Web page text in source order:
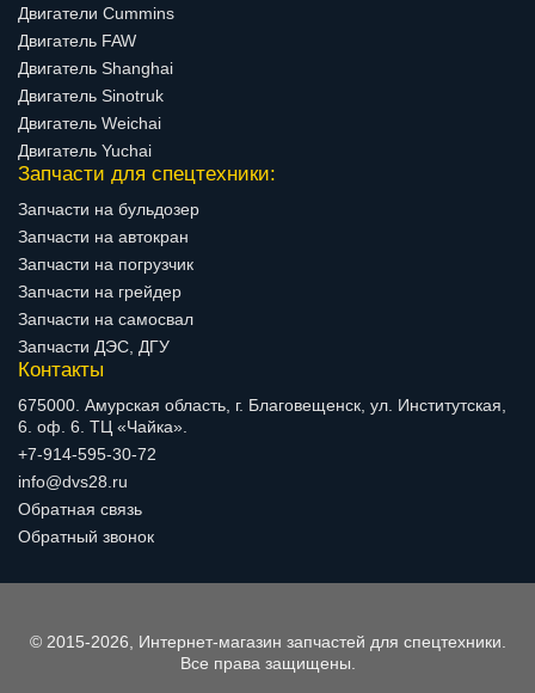
Двигатели Cummins
Двигатель FAW
Двигатель Shanghai
Двигатель Sinotruk
Двигатель Weichai
Двигатель Yuchai
Запчасти для спецтехники:
Запчасти на бульдозер
Запчасти на автокран
Запчасти на погрузчик
Запчасти на грейдер
Запчасти на самосвал
Запчасти ДЭС, ДГУ
Контакты
675000. Амурская область, г. Благовещенск, ул. Институтская,
6. оф. 6. ТЦ «Чайка».
+7-914-595-30-72
info@dvs28.ru
Обратная связь
Обратный звонок
© 2015-2026, Интернет-магазин запчастей для спецтехники.
Все права защищены.